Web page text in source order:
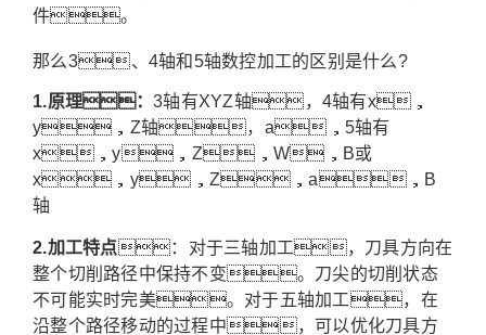
件。
那么3、4轴和5轴数控加工的区别是什么?
1.原理： 3轴有XYZ轴，4轴有x，
y，Z轴，a，5轴有
x，y，Z，W，B或
x，y，Z，a，B
轴
2.加工特点：对于三轴加工，刀具方向在
整个切削路径中保持不变。刀尖的切削状态
不可能实时完美。对于五轴加工，在
沿整个路径移动的过程中，可以优化刀具方